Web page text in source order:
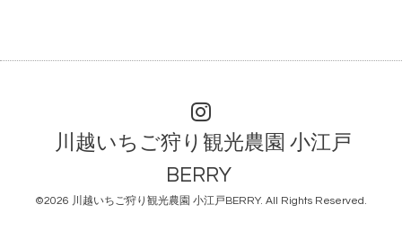
川越いちご狩り観光農園 小江戸
BERRY
©2026 川越いちご狩り観光農園 小江戸BERRY. All Rights Reserved.